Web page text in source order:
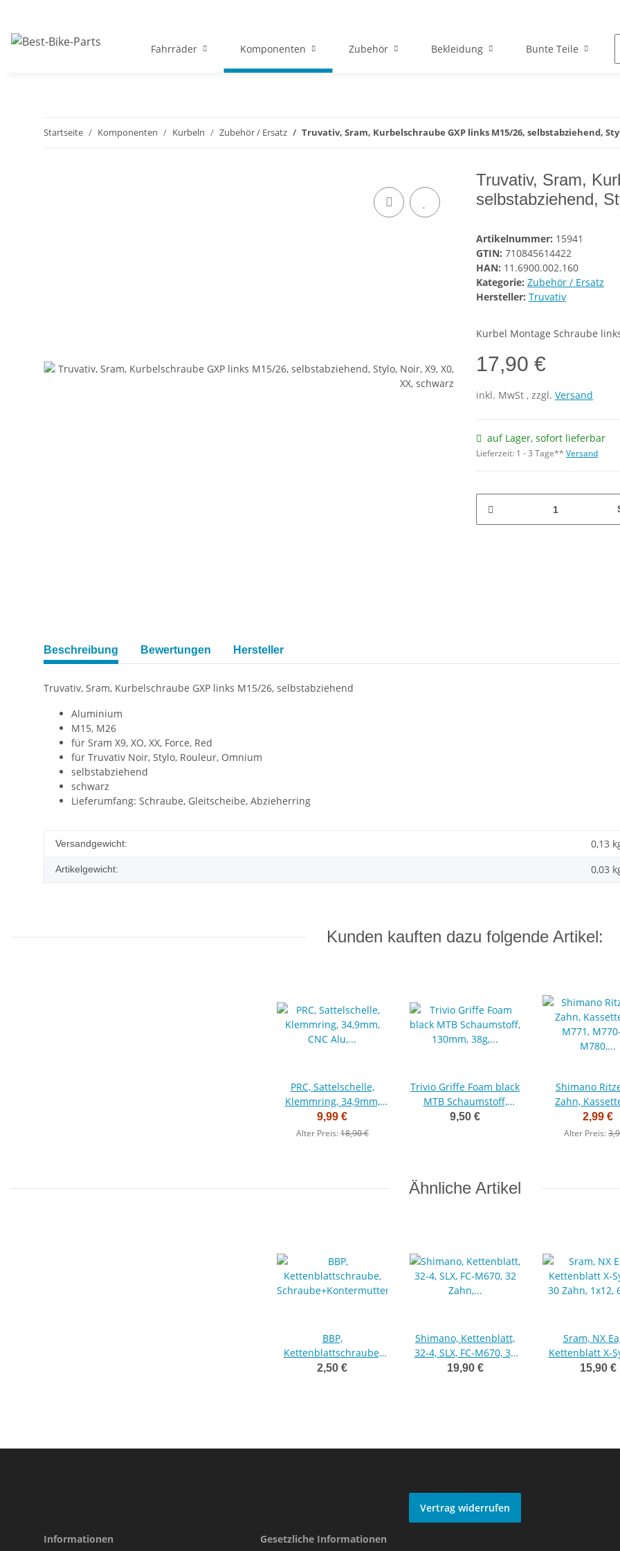
Fahrräder Komponenten Zubehör Bekleidung Bunte Teile
Startseite Komponenten Kurbeln Zubehör / Ersatz Truvativ, Sram, Kurbelschraube GXP links M15/26, selbstabziehend,
Truvativ, Sram,
selbstabziehend,
Artikelnummer: 15941
GTIN: 710845614422
HAN: 11.6900.002.160
Kategorie: Zubehör / Ersatz
Hersteller: Truvativ
Kurbel Montage Schraube
17,90 €
inkl. MwSt , zzgl. Versand
auf Lager, sofort lieferbar
Lieferzeit: 1 - 3 Tage** Versand
Beschreibung Bewertungen Hersteller
Truvativ, Sram, Kurbelschraube GXP links M15/26, selbstabziehend
Aluminium
M15, M26
für Sram X9, XO, XX, Force, Red
für Truvativ Noir, Stylo, Rouleur, Omnium
selbstabziehend
schwarz
Lieferumfang: Schraube, Gleitscheibe, Abzieherring
Versandgewicht: 0,13
Artikelgewicht: 0,03
Kunden kauften dazu folgende Artikel:
PRC, Sattelschelle,
Klemmring, 34,9mm,
CNC Alu,
Titanschraube, weiss,
9,99 €
Alter Preis:18,90 €
Trivio Griffe Foam black
MTB Schaumstoff,
130mm, 38g, schwarz
9,50 €
Shimano
Zahn,
M771, M770-
Y-1YR16000,
2,99 €
Alter Preis:
Ähnliche Artikel
BBP,
Kettenblattschraube,
Schraube+Kontermutter,
2,50 €
Shimano, Kettenblatt,
32-4, SLX, FC-M670, 32
Zahn, 10-fach,
19,90 €
Sram, NX
Kettenblatt X-
30 Zahn,15,90 €
Vertrag widerrufen
Informationen Gesetzliche Informationen